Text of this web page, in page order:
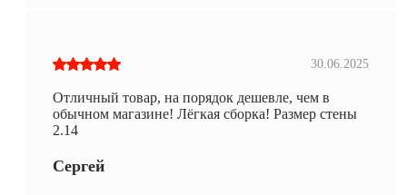
30.06.2025
Отличный товар, на порядок дешевле, чем в
обычном магазине! Лёгкая сборка! Размер стены
2.14
Сергей